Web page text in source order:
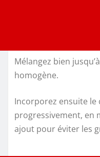
Mélangez bien
homogène.
Incorporez ensuite le
progressivement, en
ajout pour éviter les